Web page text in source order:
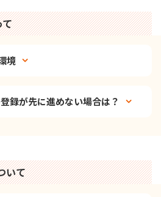
境
録が先に進めない場合は？
いて